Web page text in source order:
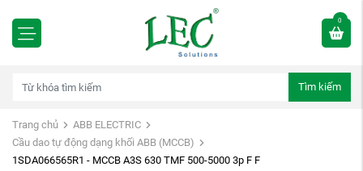
0
Tìm kiếm
Trang chủ
ABB ELECTRIC
Cầu dao tự động dạng khối ABB (MCCB)
1SDA066565R1 - MCCB A3S 630 TMF 500-5000 3p F F